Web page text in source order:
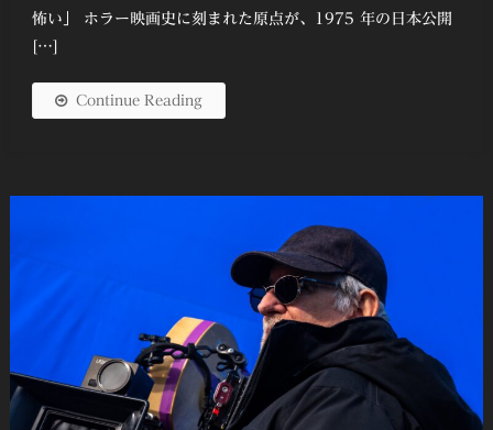
怖い」 ホラー映画史に刻まれた原点が、1975 年の⽇本公開
[…]
Continue Reading